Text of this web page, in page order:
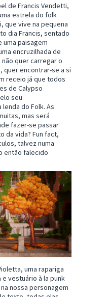
de Francis Vendetti,
estrela do folk
que vive na pequena
dia Francis, sentado
uma paisagem
encruzilhada de
quer carregar o
quer encontrar-se a si
receio já que todos
de Calypso
seu
do Folk. As
mas será
fazer-se passar
da vida? Fun fact,
talvez numa
então falecido
uma rapariga
vestuário à la punk
nossa personagem